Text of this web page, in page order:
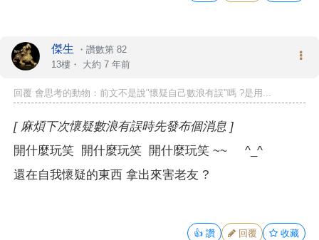
傑生 ・ 讚數第 82
13樓・ 大約 7 年前
回覆 會思考的動物：前文不是說"懷疑自己數浪有誤"嗎 ?是用...
[ 麻煩下次懷疑數浪有誤時先發布個消息 ]
開什麼玩笑 開什麼玩笑 開什麼玩笑 ~~ ^_^
還在自我懷疑的東西 拿出來害老友 ?
👍 讚 回覆 收藏